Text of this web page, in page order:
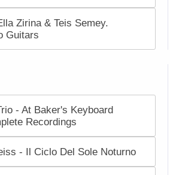
Zirina & Teis Semey.
Guitars
- At Baker's Keyboard
Recordings
- Il Ciclo Del Sole Noturno